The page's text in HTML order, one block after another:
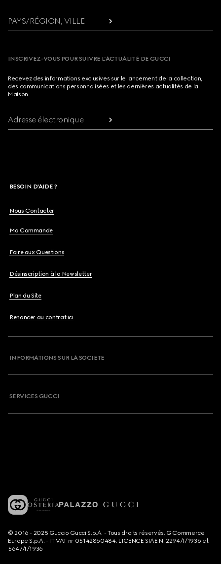
PAYS/RÉGION, VILLE
INSCRIVEZ-VOUS POUR SUIVRE L’ACTUALITÉ DE GUCCI
Recevez des informations exclusives sur le lancement de la collection,
des communications personnalisées et les dernières actualités de la
Maison.
Adresse électronique
BESOIN D'AIDE ?
Nous Contacter
Ma Commande
Foire aux Questions
Désinscription à la Newsletter
Plan du Site
Renoncer au contrat ici
INFORMATIONS SUR LA SOCIETE
SERVICES GUCCI
© 2016 - 2025 Guccio Gucci S.p.A. - Tous droits réservés. G Commerce
Europe S.p.A. - IT VAT nr 05142860484. LICENCE SIAE N. 2294/I/1936 et
5647/I/1936